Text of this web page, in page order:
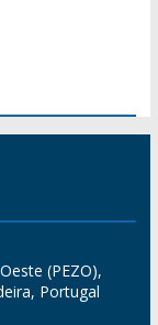
(PEZO),
Portugal